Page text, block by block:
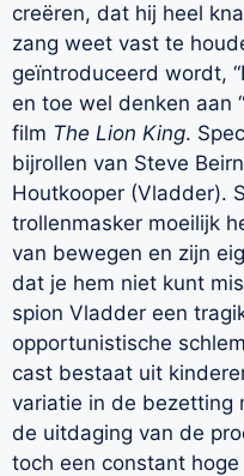
creëren, dat hij heel
zang weet vast te
geïntroduceerd wordt,
en toe wel denken aan
film The Lion King.
bijrollen van Steve
Houtkooper (Vladder).
trollenmasker moeilijk
van bewegen en zijn
dat je hem niet kunt
spion Vladder een
opportunistische
cast bestaat uit
variatie in de bezetting
de uitdaging van de
toch een constant